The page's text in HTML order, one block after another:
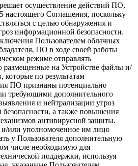
осуществление действий ПО,
настоящего Соглашения, поскольку
с целью обнаружения и
информационной безопасности.
Пользователем облачных
ПО в ходе своей работы
режиме отправлять
размещенные на Устройстве файлы и/
которые по результатам
ПО признаны потенциально
требующими дополнительного
и нейтрализации угроз
а также повышения
антивирусной защиты.
и/или уполномоченное им лицо
у Пользователя дополнительную
числе необходимую для
поддержки, используя